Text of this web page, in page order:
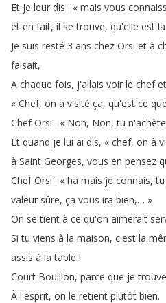
Et je leur dis : « mais vous
et en fait, il se trouve, qu'elle est la
Je suis resté 3 ans chez Orsi et à
faisait,
A chaque fois, j'allais voir le chef et
« Chef, on a visité ça, qu'est ce que
Chef Orsi : « Non, Non,tu
Et quand je lui ai dis, « chef, on à
à Saint Georges, vous en pensez
Chef Orsi : « ha mais je connais,tu
valeur sûre, ça vous ira bien,… »
On se tient à ce qu'on aimerait
Si tu viens à la maison, c'est la
assis à la table !
Court Bouillon, parce que je trouve
À l'esprit, on le retient plutôt bien.